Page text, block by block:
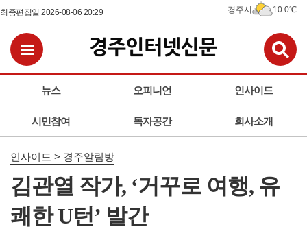
최종편집일 2026-08-06 20:29 경주시 10.0℃
뉴스 오피니언 인사이드
시민참여 독자공간 회사소개
전체메뉴보기
인사이드 > 경주알림방
김관열 작가, ‘거꾸로 여행, 유
쾌한 U턴’ 발간